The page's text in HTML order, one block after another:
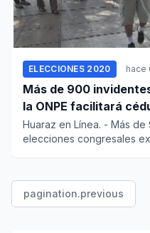
ELECCIONES 2020 hace
Más de 900
la ONPE facilitará
Huaraz en Línea. - Más
elecciones congresales
pagination.previous